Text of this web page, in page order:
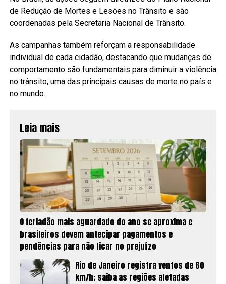
de Redução de Mortes e Lesões no Trânsito e são
coordenadas pela Secretaria Nacional de Trânsito.
As campanhas também reforçam a responsabilidade
individual de cada cidadão, destacando que mudanças de
comportamento são fundamentais para diminuir a violência
no trânsito, uma das principais causas de morte no país e
no mundo.
Leia mais
O feriadão mais aguardado do ano se aproxima e
brasileiros devem antecipar pagamentos e
pendências para não ficar no prejuízo
Rio de Janeiro registra ventos de 60
km/h; saiba as regiões afetadas